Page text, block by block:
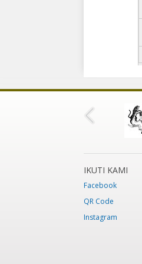
IKUTI KAMI
Facebook
QR Code
Instagram